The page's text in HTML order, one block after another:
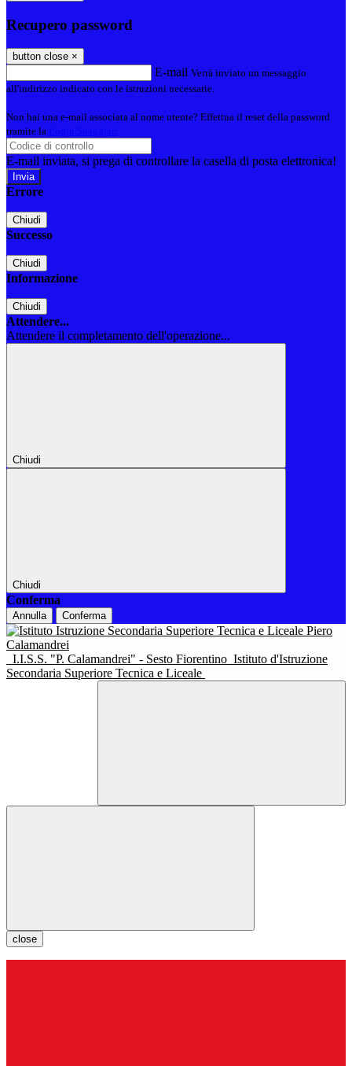
Recupero password
button close ×
E-mail Verrà inviato un messaggio
all'indirizzo indicato con le istruzioni necessarie.
Non hai una e-mail associata al nome utente? Effettua il reset della password
tramite la
E-mail inviata, si prega di controllare la casella di posta elettronica!
Errore
Chiudi
Successo
Chiudi
Informazione
Chiudi
Attendere...
Attendere il completamento dell'operazione...
Chiudi
Chiudi
Conferma
Annulla Conferma
I.I.S.S. "P. Calamandrei" - Sesto Fiorentino Istituto d'Istruzione
Secondaria Superiore Tecnica e Liceale
close